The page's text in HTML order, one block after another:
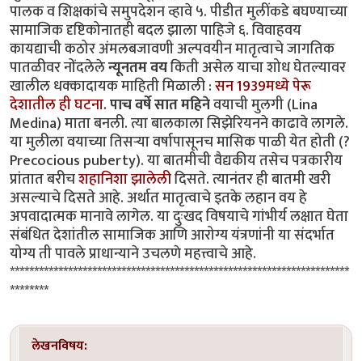
पालक व शिक्षकांचे समुपदेशन व्हावे ५. पीडीत मुलींकडे बघण्याच्या
सामाजिक दृष्टिकोनातही बदल झाला पाहिजे ६. विवाहवय
कायद्याची कठोर अंमलबजावणी अल्पवयीन मातृत्वाचे जागतिक
पातळीवर नोंदलेलेन्यूनतम वयकिती असेल याचा शोध घेतल्यावर
खालील धक्कादायक माहिती मिळाली :सन 1939मध्ये पेरू
देशातील ही घटना.पाच वर्षे सात महिनेवयाची मुलगी (Lina
Medina) माता बनली. त्या बालकाला सिझेरियनने काढावे लागले.
या मुलीला वयाच्या तिसऱ्या वर्षापासूनच मासिक पाळी येत होती (?
Precocious puberty). या बातमीची वैद्यकीय तसेच पत्रकारीय
प्रांतात बरीचशहानिशा झालेलीदिसते. त्यानंतर ही बातमी खरी
असल्याचे दिसते आहे. अर्थात मातृत्वाचे इतके लहान वय हे
अपवादात्मक मानावे लागेल. या दुःखद विषयाचे गांभीर्य लक्षात घेता
संबंधित देशांतील सामाजिक आणि आरोग्य यंत्रणांनी या संदर्भात
योग्य ती पावले प्राधान्याने उचलणे महत्त्वाचे आहे.
**********************************************************************
********
लेखनविषय: